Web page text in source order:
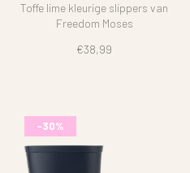
Toffe lime kleurige slippers van
Freedom Moses
€38,99
-30%